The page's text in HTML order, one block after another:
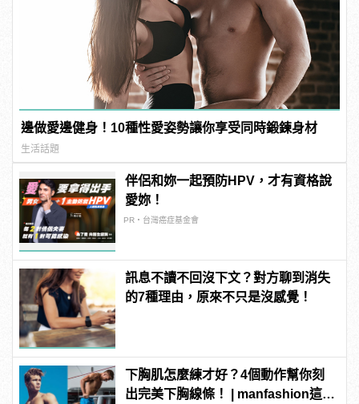
邊做愛邊健身！10種性愛姿勢讓你享受同時鍛鍊身材
生活話題
伴侶和妳一起預防HPV，才有資格說
愛妳！
PR・台灣癌症基金會
訊息不讀不回沒下文？對方聊到消失
的7種理由，原來不只是沒感覺！
下胸肌怎麼練才好？4個動作幫你刻
出完美下胸線條！ | manfashion這樣